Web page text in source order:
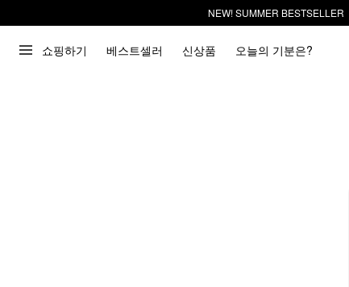
NEW! SUMMER BESTSELLER
쇼핑하기 베스트셀러 신상품 오늘의 기분은?